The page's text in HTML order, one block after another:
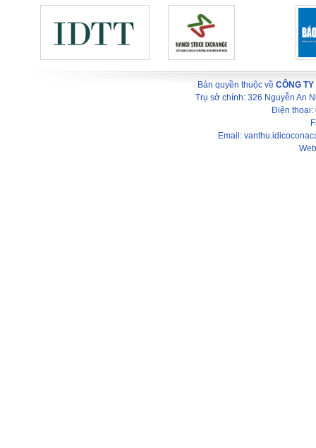
Bản quyền thuộc về CÔNG
Trụ sở chính: 326 Nguyễn An
Điện thoại:
Email: